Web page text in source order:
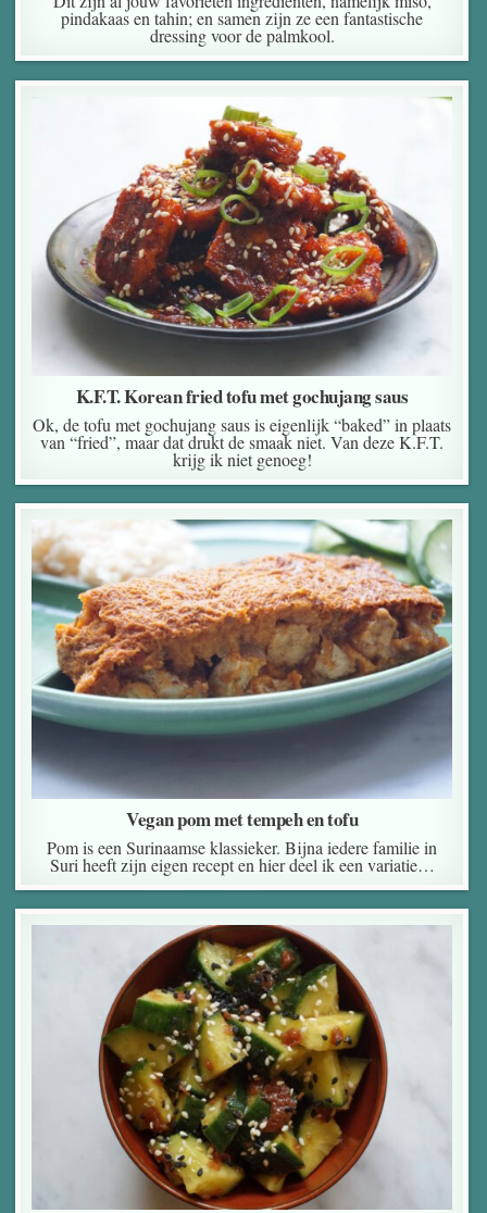
pindakaas en tahin; en samen zijn ze een fantastische
dressing voor de palmkool.
K.F.T. Korean fried tofu met gochujang saus
Ok, de tofu met gochujang saus is eigenlijk “baked” in plaats
van “fried”, maar dat drukt de smaak niet. Van deze K.F.T.
krijg ik niet genoeg!
Vegan pom met tempeh en tofu
Pom is een Surinaamse klassieker. Bijna iedere familie in
Suri heeft zijn eigen recept en hier deel ik een variatie…